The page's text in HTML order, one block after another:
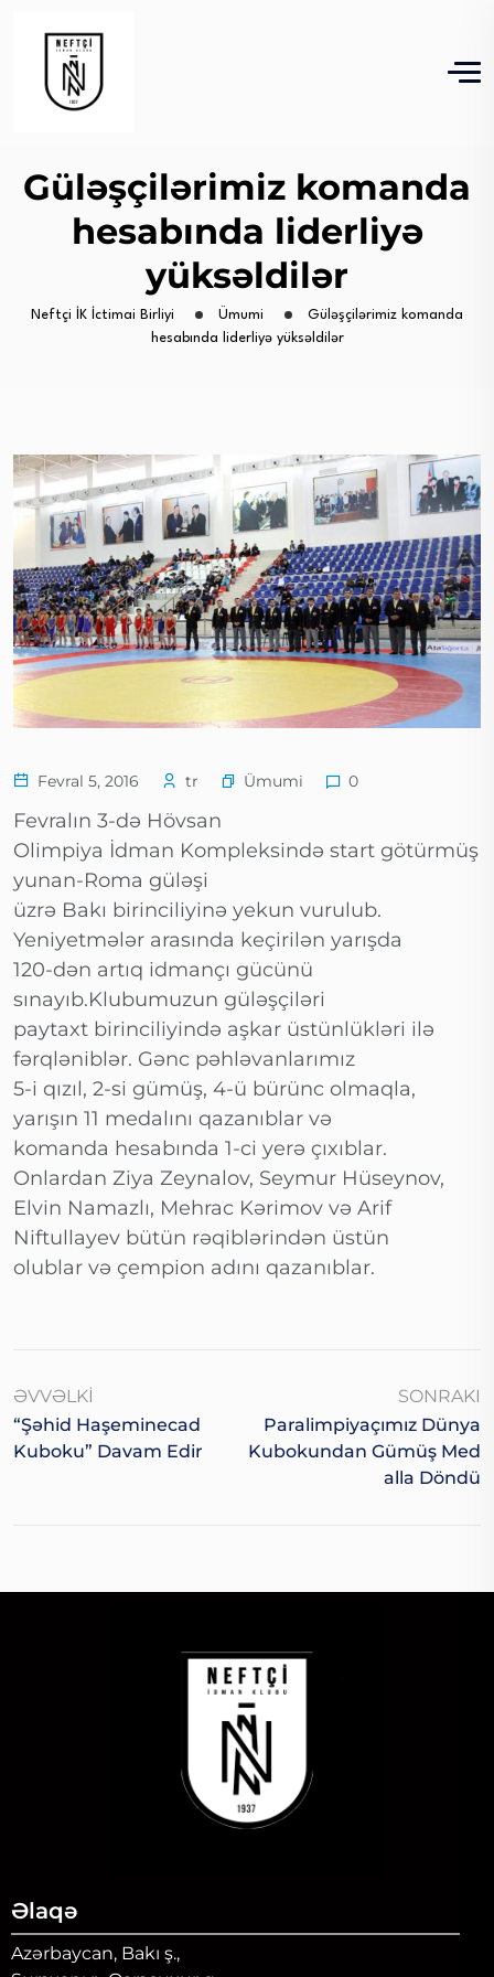
Güləşçilərimiz komanda
hesabında liderliyə
yüksəldilər
Neftçi İK İctimai Birliyi Ümumi
Güləşçilərimiz komanda
hesabında liderliyə yüksəldilər
Fevral 5, 2016 tr Ümumi 0
Fevralın 3-də Hövsan
Olimpiya İdman Kompleksində start götürmüş
yunan-Roma güləşi
üzrə Bakı birinciliyinə yekun vurulub.
Yeniyetmələr arasında keçirilən yarışda
120-dən artıq idmançı gücünü
sınayıb.Klubumuzun güləşçiləri
paytaxt birinciliyində aşkar üstünlükləri ilə
fərqləniblər. Gənc pəhləvanlarımız
5-i qızıl, 2-si gümüş, 4-ü bürünc olmaqla,
yarışın 11 medalını qazanıblar və
komanda hesabında 1-ci yerə çıxıblar.
Onlardan Ziya Zeynalov, Seymur Hüseynov,
Elvin Namazlı, Mehrac Kərimov və Arif
Niftullayev bütün rəqiblərindən üstün
olublar və çempion adını qazanıblar.
ƏVVƏLKI
“Şəhid Haşeminecad
Kuboku” Davam Edir
SONRAKI
Paralimpiyaçımız Dünya
Kubokundan Gümüş Med
Alla Döndü
Əlaqə
Azərbaycan, Bakı ş.,